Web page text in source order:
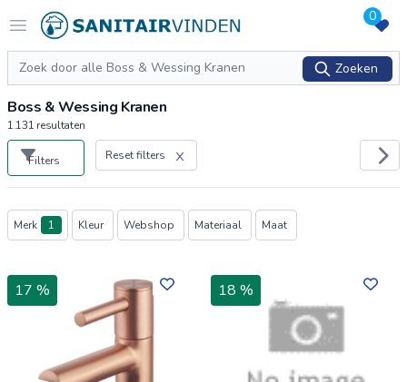
Open menu
Logo sanitairvinden.nl 0
Zoeken
Zoeken
Boss & Wessing Kranen
1.131 resultaten
Filters Reset filters
Producten
Merk 1 Kleur Webshop Materiaal Maat
17 % 18 %